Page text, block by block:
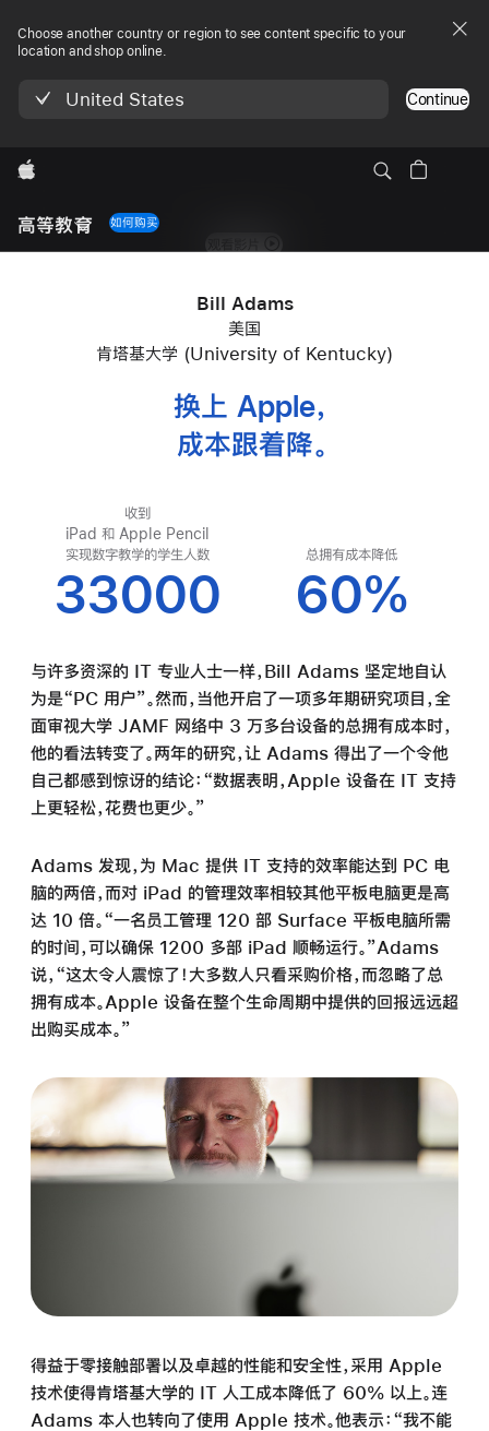
Choose another country or region to see content specific to your
location and shop online.
United States Continue
Apple
高等教育
Nav
Open
Menu
如何购买
Bill Adams
美国
肯塔基大学 (University of Kentucky)
换上 Apple，
成本跟着降。
收到
iPad 和 Apple Pencil
实现数字教学的学生人数
33000
总拥有成本降低
60%
与许多资深的 IT 专业人士一样，Bill Adams 坚定地自认
为是“PC 用户”。然而，当他开启了一项多年期研究项目，全
面审视大学 JAMF 网络中 3 万多台设备的总拥有成本时，
他的看法转变了。两年的研究，让 Adams 得出了一个令他
自己都感到惊讶的结论：“数据表明，Apple 设备在 IT 支持
上更轻松，花费也更少。”
Adams 发现，为 Mac 提供 IT 支持的效率能达到 PC 电
脑的两倍，而对 iPad 的管理效率相较其他平板电脑更是高
达 10 倍。“一名员工管理 120 部 Surface 平板电脑所需
的时间，可以确保 1200 多部 iPad 顺畅运行。”Adams
说，“这太令人震惊了！大多数人只看采购价格，而忽略了总
拥有成本。Apple 设备在整个生命周期中提供的回报远远超
出购买成本。”
得益于零接触部署以及卓越的性能和安全性，采用 Apple
技术使得肯塔基大学的 IT 人工成本降低了 60% 以上。连
Adams 本人也转向了使用 Apple 技术。他表示：“我不能